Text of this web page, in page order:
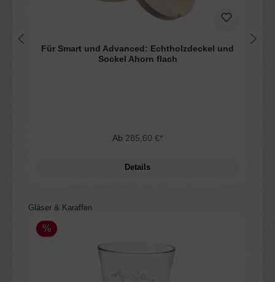
Für Smart und Advanced: Echtholzdeckel und
Sockel Ahorn flach
Ab 285,60 €*
Details
Produktgalerie überspringen
Gläser & Karaffen
%